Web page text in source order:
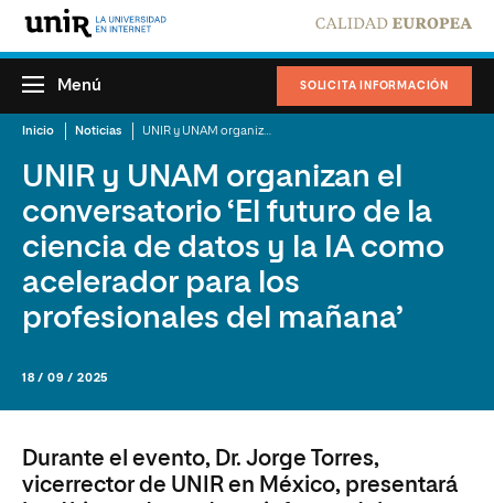
SOLICITA INFORMACIÓN
Menú
Inicio Noticias
UNIR y UNAM organizan el
conversatorio ‘El futuro de la
ciencia de datos y la IA como
acelerador para los
profesionales del mañana’
18 / 09 / 2025
Durante el evento, Dr. Jorge Torres,
vicerrector de UNIR en México, presentará